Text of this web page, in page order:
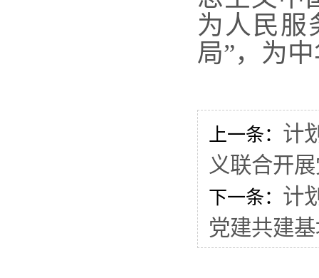
为人民服
局”，为
上一条： 计
义联合开
下一条： 计
党建共建